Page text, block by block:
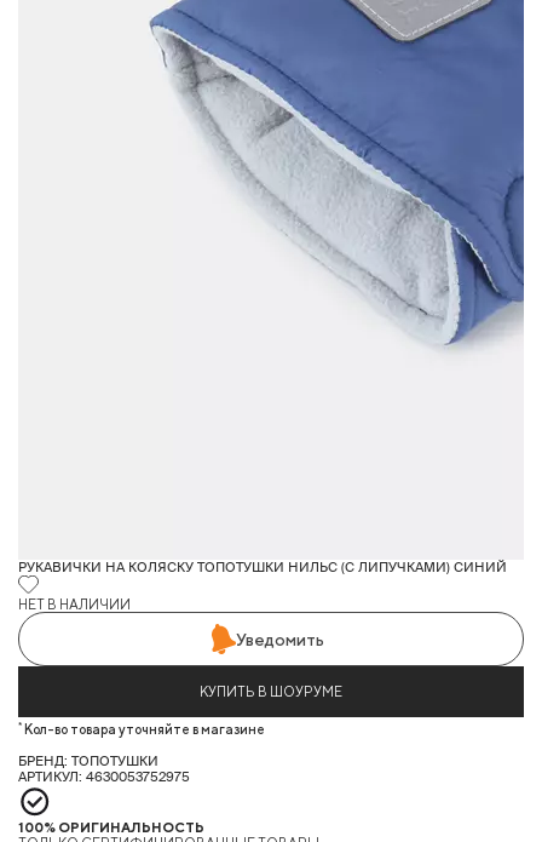
РУКАВИЧКИ НА КОЛЯСКУ ТОПОТУШКИ НИЛЬС (С ЛИПУЧКАМИ) СИНИЙ
НЕТ В НАЛИЧИИ
Уведомить
КУПИТЬ В ШОУРУМЕ
* Кол-во товара уточняйте в магазине
БРЕНД: ТОПОТУШКИ
АРТИКУЛ: 4630053752975
100% ОРИГИНАЛЬНОСТЬ